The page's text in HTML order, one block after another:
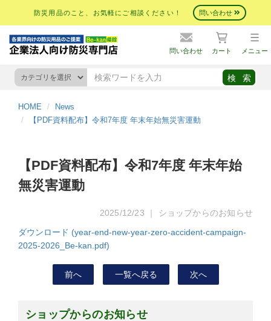
防災用品のこと、お気軽にご相談ください！ 問い合わせ
問い合わせ カート メニュー
HOME
News
【PDF資料配布】令和7年度 年末年始無災害運動
【PDF資料配布】令和7年度 年末年始
無災害運動
2025/12/23 ｜ ショップからのお知らせ
ダウンロード (year-end-new-year-zero-accident-campaign-
2025-2026_Be-kan.pdf)
前へ 一覧へ戻る 次へ
ショップからのお知らせ